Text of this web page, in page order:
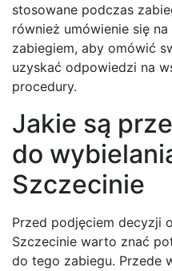
stosowane podczas
również umówienie się
zabiegiem, aby omówić
uzyskać odpowiedzi na
procedury.
Jakie są
do
Szczecinie
Przed podjęciem decyzji
Szczecinie warto znać
do tego zabiegu. Przede